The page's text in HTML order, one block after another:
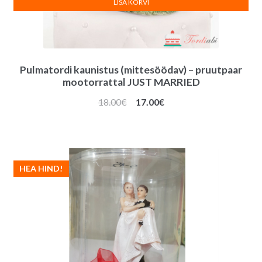
Pulmatordi kaunistus (mittesöödav) – pruutpaar
mootorrattal JUST MARRIED
18.00€
Algne
17.00€Praegune
LISA KORVI
HEA HIND!